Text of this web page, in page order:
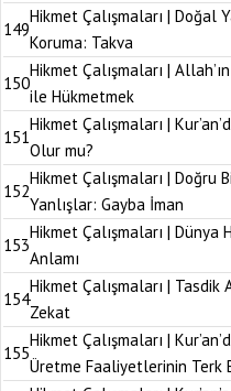
149
Hikmet Çalışmaları | Doğal
Koruma: Takva
150
Hikmet Çalışmaları |
ile Hükmetmek
151
Hikmet Çalışmaları |
Olur mu?
152
Hikmet Çalışmaları | Doğru
Yanlışlar: Gayba İman
153
Hikmet Çalışmaları | Dünya
Anlamı
154
Hikmet Çalışmaları | Tasdik
Zekat
155
Hikmet Çalışmaları |
Üretme Faaliyetlerinin Terk